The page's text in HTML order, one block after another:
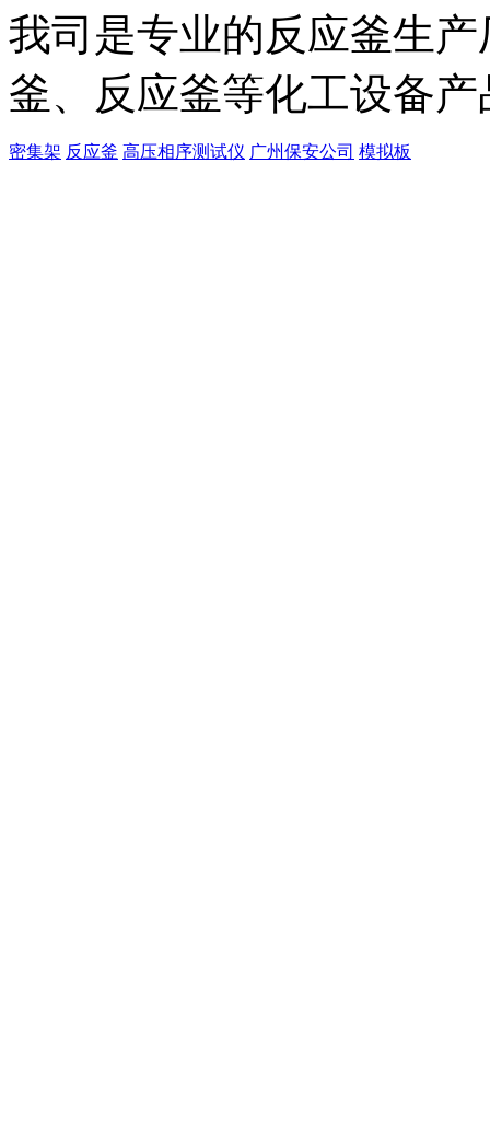
我司是专业的反应釜生
釜、反应釜等化工设备
密集架 反应釜 高压相序测试仪 广州保安公司 模拟板